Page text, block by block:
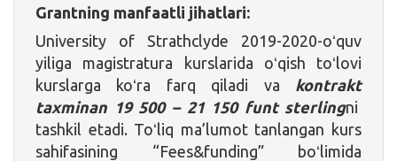
Grantning manfaatli jihatlari:
University of Strathclyde 2019-2020-oʻquv
yiliga magistratura kurslarida oʻqish toʻlovi
kurslarga koʻra farq qiladi va kontrakt
taxminan 19 500 – 21 150 funt sterlingni
tashkil etadi. Toʻliq ma’lumot tanlangan kurs
sahifasining “Fees&funding” boʻlimida